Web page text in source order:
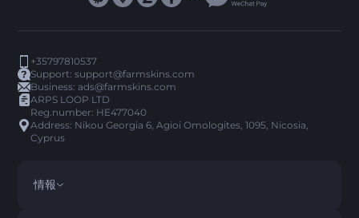
+35797810537
Support:support@farmskins.com
Business:ads@farmskins.com
ARPS LOOP LTD
Reg.number: HE477040
Address: Nikou Georgia 6, Agioi Omologites, 1095, Nicosia,
Cyprus
情報